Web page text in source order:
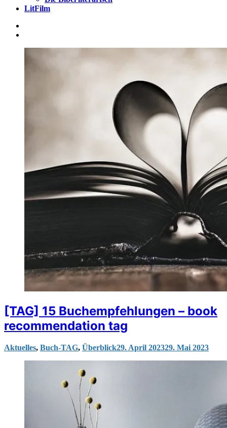
LitFilm
[TAG] 15 Buchempfehlungen – book
recommendation tag
Aktuelles, Buch-TAG, Überblick29. April 202329. Mai 2023